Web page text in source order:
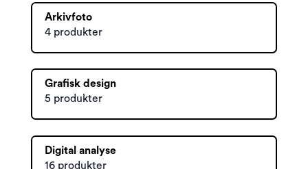
Arkivfoto
4 produkter
Grafisk design
5 produkter
Digital analyse
16 produkter